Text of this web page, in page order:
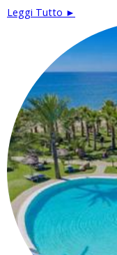
Leggi Tutto ►